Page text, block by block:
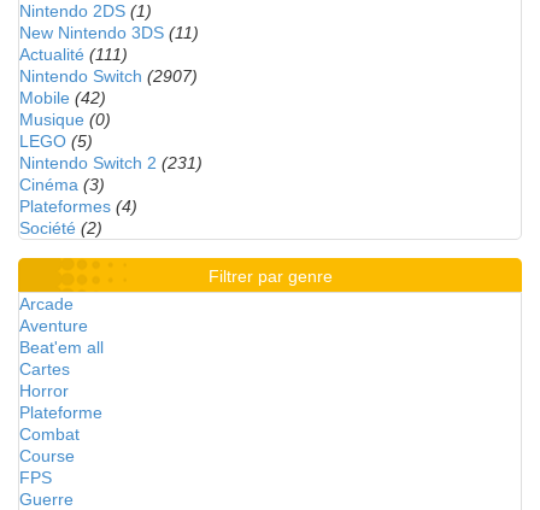
Nintendo 2DS (1)
New Nintendo 3DS (11)
Actualité (111)
Nintendo Switch (2907)
Mobile (42)
Musique (0)
LEGO (5)
Nintendo Switch 2 (231)
Cinéma (3)
Plateformes (4)
Société (2)
Filtrer par genre
Arcade
Aventure
Beat'em all
Cartes
Horror
Plateforme
Combat
Course
FPS
Guerre